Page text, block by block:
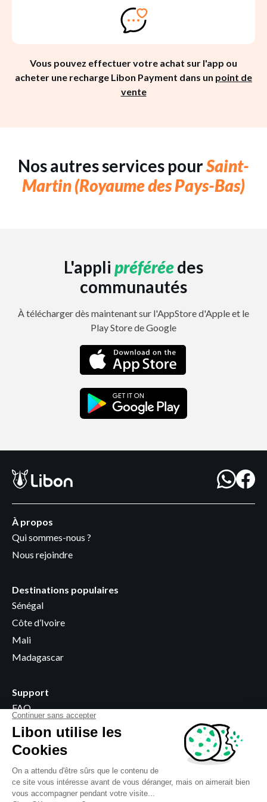
Vous pouvez effectuer votre achat sur l'app ou
acheter une recharge Libon Payment dans un point de
vente
Nos autres services pourSaint-
Martin (Royaume des Pays-Bas)
L'appli préféréedes
communautés
À télécharger dès maintenant sur l'AppStore d'Apple et le
Play Store de Google
À propos
Qui sommes-nous ?
Nous rejoindre
Destinations populaires
Sénégal
Côte d’Ivoire
Mali
Madagascar
Support
FAQ
Devenir revendeur
Points de vente
Informations légales
Termes et Conditions